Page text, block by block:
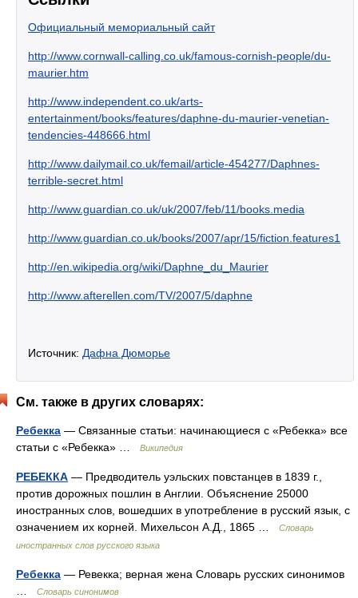
Официальный мемориальный сайт
http://www.cornwall-calling.co.uk/famous-cornish-people/du-
maurier.htm
http://www.independent.co.uk/arts-
entertainment/books/features/daphne-du-maurier-venetian-
tendencies-448666.html
http://www.dailymail.co.uk/femail/article-454277/Daphnes-
terrible-secret.html
http://www.guardian.co.uk/uk/2007/feb/11/books.media
http://www.guardian.co.uk/books/2007/apr/15/fiction.features1
http://en.wikipedia.org/wiki/Daphne_du_Maurier
http://www.afterellen.com/TV/2007/5/daphne
Источник: Дафна Дюморье
См. также в других словарях:
Ребекка — Связанные статьи: начинающиеся с «Ребекка» все
статьи с «Ребекка» …
Википедия
РЕБЕККА — Предводитель уэльских повстанцев в 1839 г.,
против дорожных пошлин в Англии. Объяснение 25000
иностранных слов, вошедших в употребление в русский язык, с
означением их корней. Михельсон А.Д., 1865 …
Словарь
иностранных слов русского языка
Ребекка — Ревекка; верная жена Словарь русских синонимов
Словарь синонимов